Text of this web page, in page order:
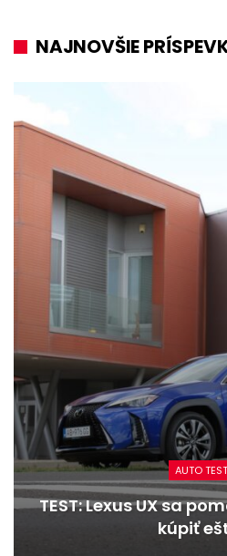
NAJNOVŠIE
AUTO
TEST: Dacia Duster
Trojitý